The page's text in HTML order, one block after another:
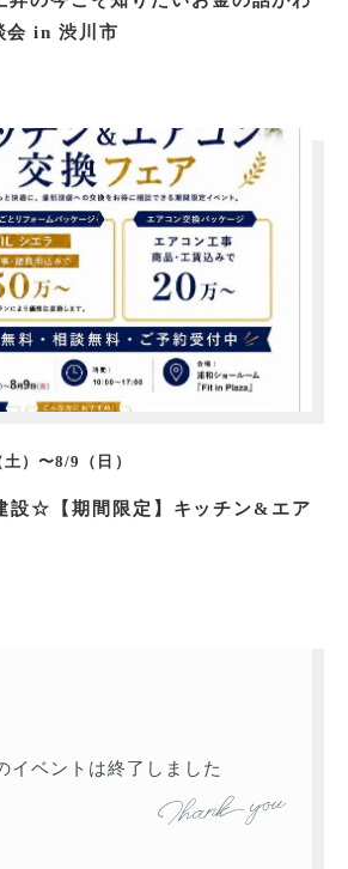
会 in 渋川市
）〜8/9（日）
設☆【期間限定】キッチン&エア
イベントは終了しました